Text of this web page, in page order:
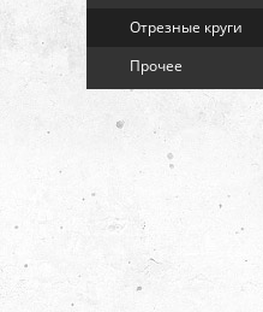
Отрезные круги
Прочее